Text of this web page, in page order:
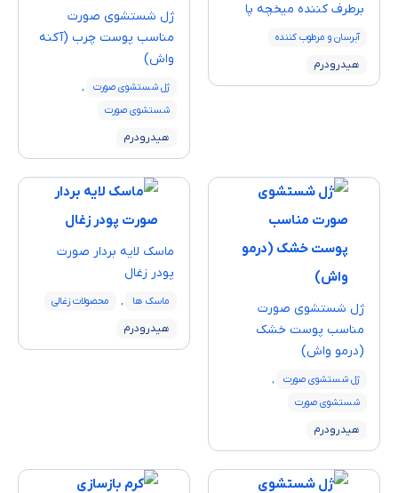
برطرف کننده میخچه پا
آبرسان و مرطوب کننده
هیدرودرم
ژل شستشوی صورت
مناسب پوست چرب (آکنه
واش)
ژل شستشوی صورت
,
شستشوی صورت
هیدرودرم
ژل شستشوی صورت
مناسب پوست خشک
(درمو واش)
ژل شستشوی صورت
,
شستشوی صورت
هیدرودرم
ماسک لایه ‌بردار صورت
پودر زغال
ماسک ها , محصولات زغالی
هیدرودرم